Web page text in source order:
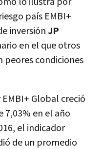
país EMBI+
inversiónJP
en el que otros
peores condiciones
Global creció
7,03% en el año
el indicador
de un promedio